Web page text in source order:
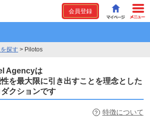
会員登録
探す > Pilotos
Agencyは
を最大限に引き出すことを理念とした
クションです
? 特徴について